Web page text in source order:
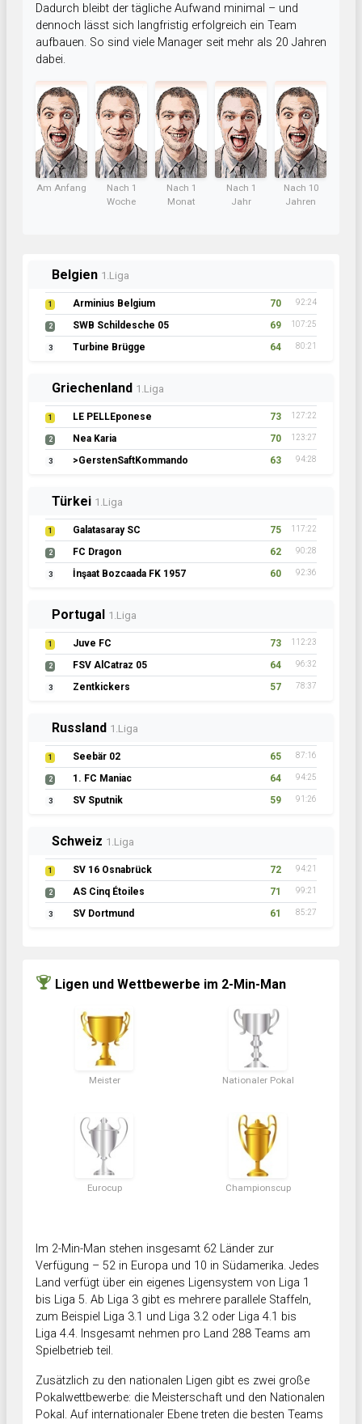
Dadurch bleibt der tägliche Aufwand minimal – und
dennoch lässt sich langfristig erfolgreich ein Team
aufbauen. So sind viele Manager seit mehr als 20 Jahren
dabei.
Am Anfang
Nach 1
Woche
Nach 1
Monat
Nach 1
Jahr
Nach 10
Jahren
Belgien 1.Liga
1 Arminius Belgium 70 92:24
2 SWB Schildesche 05 69 107:25
3 Turbine Brügge 64 80:21
Griechenland 1.Liga
1 LE PELLEponese 73 127:22
2 Nea Karia 70 123:27
3 >GerstenSaftKommando 63 94:28
Türkei 1.Liga
1 Galatasaray SC 75 117:22
2 FC Dragon 62 90:28
3 İnşaat Bozcaada FK 1957 60 92:36
Portugal 1.Liga
1 Juve FC 73 112:23
2 FSV AlCatraz 05 64 96:32
3 Zentkickers 57 78:37
Russland 1.Liga
1 Seebär 02 65 87:16
2 1. FC Maniac 64 94:25
3 SV Sputnik 59 91:26
Schweiz 1.Liga
1 SV 16 Osnabrück 72 94:21
2 AS Cinq Étoiles 71 99:21
3 SV Dortmund 61 85:27
Ligen und Wettbewerbe im 2-Min-Man
Meister Nationaler Pokal
Eurocup Championscup
Im 2-Min-Man stehen insgesamt 62 Länder zur
Verfügung – 52 in Europa und 10 in Südamerika. Jedes
Land verfügt über ein eigenes Ligensystem von Liga 1
bis Liga 5. Ab Liga 3 gibt es mehrere parallele Staffeln,
zum Beispiel Liga 3.1 und Liga 3.2 oder Liga 4.1 bis
Liga 4.4. Insgesamt nehmen pro Land 288 Teams am
Spielbetrieb teil.
Zusätzlich zu den nationalen Ligen gibt es zwei große
Pokalwettbewerbe: die Meisterschaft und den Nationalen
Pokal. Auf internationaler Ebene treten die besten Teams